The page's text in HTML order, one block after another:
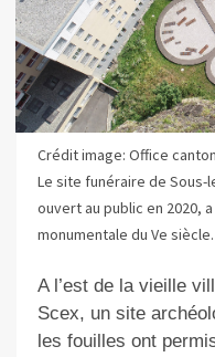
Crédit image: Office
Le site funéraire de Sous-
ouvert au public en 2020,
monumentale du Ve siècle.
A l’est de la vieille
Scex, un site
les fouilles ont